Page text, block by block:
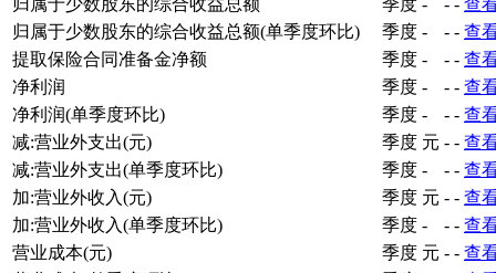
归属于少数股东的综合收益总额 季度 - - - 查
归属于少数股东的综合收益总额(单季度环比)
季度 - - - 查
提取保险合同准备金净额
季度 - - - 查
净利润
季度 - - - 查
净利润(单季度环比)
季度 - - - 查
减:营业外支出(元)
季度 元 - - 查
减:营业外支出(单季度环比)
季度 - - - 查
加:营业外收入(元)
季度 元 - - 查
加:营业外收入(单季度环比)
季度 - - - 查
营业成本(元)
季度 元 - - 查